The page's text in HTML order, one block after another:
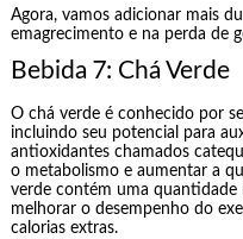
Agora, vamos adicionar mais
emagrecimento e na perda de
Bebida 7: Chá Verde
O chá verde é conhecido por
incluindo seu potencial para
antioxidantes chamados
o metabolismo e aumentar a
verde contém uma quantidade
melhorar o desempenho do
calorias extras.